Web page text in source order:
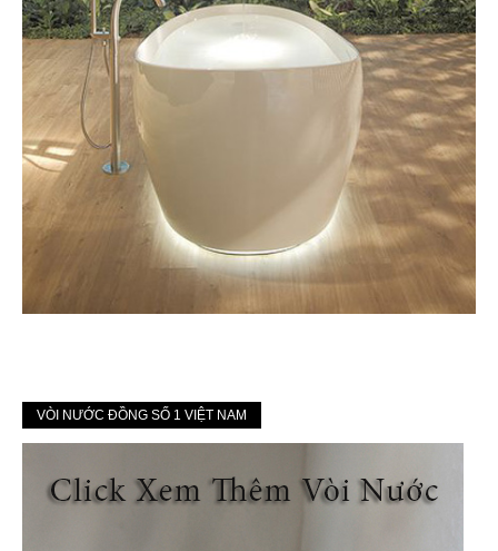
VÒI NƯỚC ĐỒNG SỐ 1 VIỆT NAM